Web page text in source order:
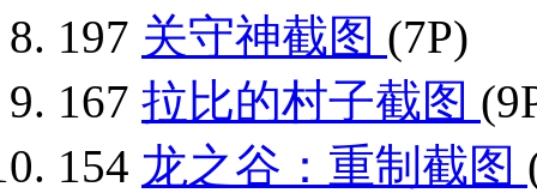
197 关守神截图 (7P)
167 拉比的村子截图
154 龙之谷：重制截图